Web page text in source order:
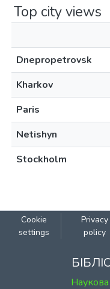
Top city views
Dnepropetrovsk
Kharkov
Paris
Netishyn
Stockholm
Cookie
settings
Privacy
policy